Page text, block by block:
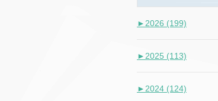
► 2026 (199)
► 2025 (113)
► 2024 (124)